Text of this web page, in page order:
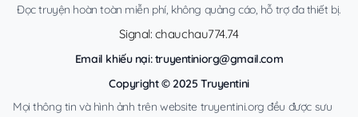
Đọc truyện hoàn toàn miễn phí, không quảng cáo, hỗ trợ đa thiết bị.
Signal: chauchau774.74
Email khiếu nại:truyentiniorg@gmail.com
Copyright © 2025 Truyentini
Mọi thông tin và hình ảnh trên website truyentini.org đều được sưu